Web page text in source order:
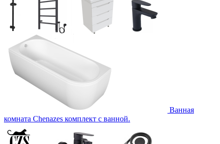
Ванная
комната Chenazes комплект с ванной.